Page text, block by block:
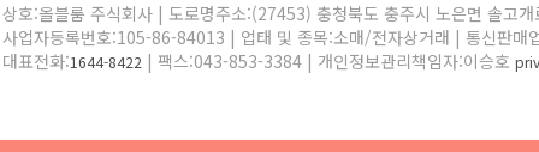
상호:올블룸 주식회사 | 도로명주소:(27453) 충청북도 충주시 노은면 솔고
사업자등록번호:105-86-84013 | 업태 및 종목:소매/전자상거래 | 통신판매
대표전화:1644-8422 | 팩스:043-853-3384 | 개인정보관리책임자:이승호